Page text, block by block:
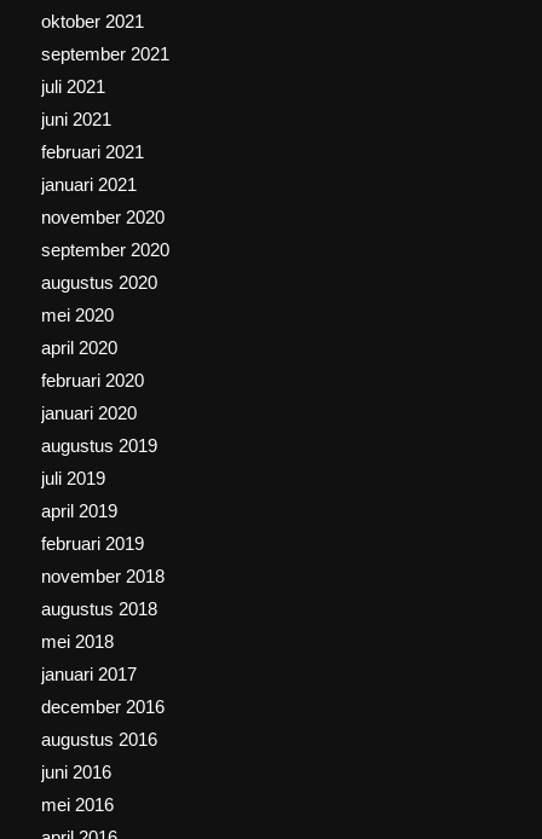
oktober 2021
september 2021
juli 2021
juni 2021
februari 2021
januari 2021
november 2020
september 2020
augustus 2020
mei 2020
april 2020
februari 2020
januari 2020
augustus 2019
juli 2019
april 2019
februari 2019
november 2018
augustus 2018
mei 2018
januari 2017
december 2016
augustus 2016
juni 2016
mei 2016